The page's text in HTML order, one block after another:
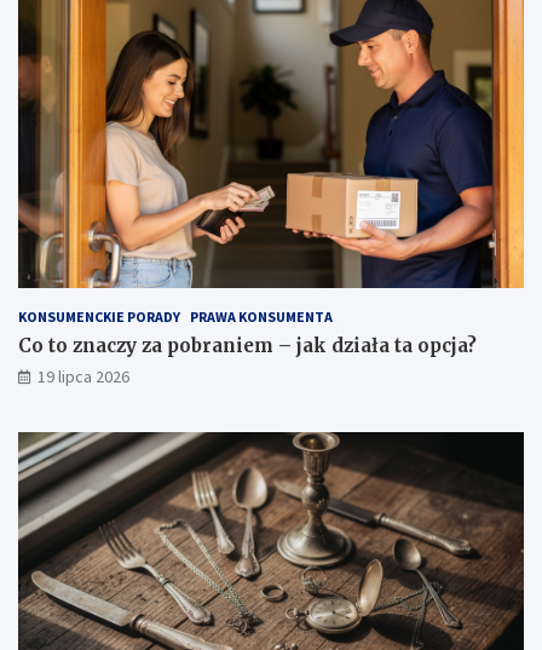
KONSUMENCKIE PORADY PRAWA KONSUMENTA
Co to znaczy za pobraniem – jak działa ta opcja?
19 lipca 2026